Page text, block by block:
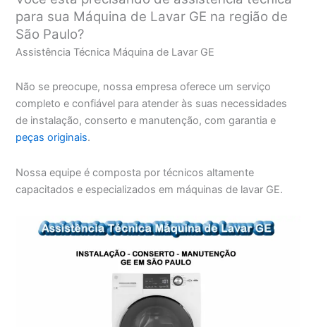
para sua Máquina de Lavar GE na região de
São Paulo?
Assistência Técnica Máquina de Lavar GE
Não se preocupe, nossa empresa oferece um serviço
completo e confiável para atender às suas necessidades
de instalação, conserto e manutenção, com garantia e
peças originais.
Nossa equipe é composta por técnicos altamente
capacitados e especializados em máquinas de lavar GE.